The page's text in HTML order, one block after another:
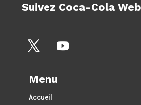
Suivez Coca-Cola Web
Menu
Accueil